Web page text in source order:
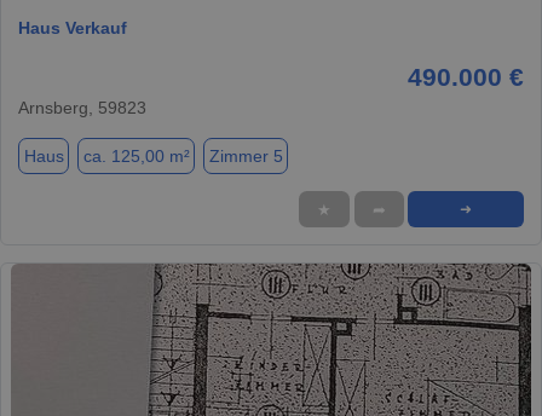
Haus Verkauf
490.000 €
Arnsberg, 59823
Haus ca. 125,00 m² Zimmer 5
★ ➦ ➜